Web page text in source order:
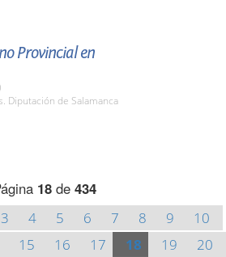
Provincial en
Diputación de Salamanca
18 de 434
3 4 5 6 7 8 9
10
15 16 17 18 19
20